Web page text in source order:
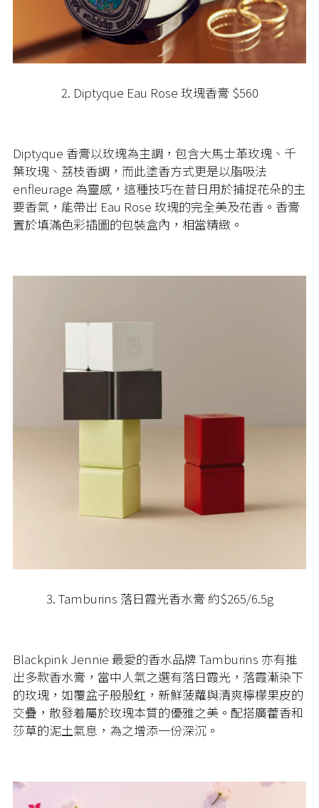
2. Diptyque Eau Rose 玫瑰香膏 $560
Diptyque 香膏以玫瑰為主調，包含大馬士革玫瑰、千
葉玫瑰、荔枝香調，而此塗香方式更是以脂吸法
enfleurage 為靈感，這種技巧在昔日用於捕捉花朵的主
要香氣，能帶出 Eau Rose 玫瑰的完全美及花香。香膏
置於填滿色彩插圖的包裝盒內，相當精緻。
3. Tamburins 落日霞光香水膏 約$265/6.5g
Blackpink Jennie 最愛的香水品牌 Tamburins 亦有推
出多款香水膏，當中人氣之選有落日霞光，落霞漸染下
的玫瑰，如覆盆子般​殷红，新鮮菠蘿與清爽檸檬果皮的
交疊，散發着屬於​玫瑰本質的優雅之美。配搭廣藿香和
莎草的泥土氣息，為之增添一份深沉。